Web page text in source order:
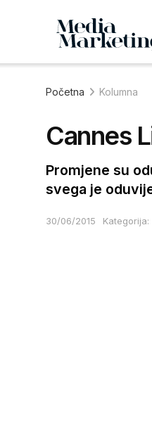
Početna Kolumna
Cannes
Promjene su
svega je
30/06/2015 Kategorija: